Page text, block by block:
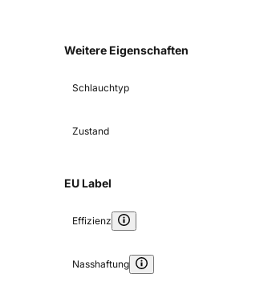
Weitere Eigenschaften
Schlauchtyp
Zustand
EU Label
Effizienz
Nasshaftung